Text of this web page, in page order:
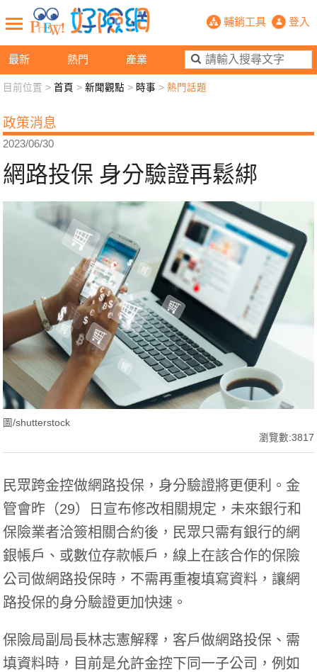
最新 熱門 產業
網路投保 身分驗證再鬆綁- PHEW!
輔銷工具 登入
新聞觀點 業務交流 好險懂生活
退休先準備 好險學堂 輔銷工具 活動專區
目前位置 >首頁 >新聞觀點 > 時事 >熱門話題
政策消息
2023/06/30
網路投保 身分驗證再鬆綁
圖/shutterstock
瀏覽數:3817
民眾跨金控做網路投保，身分驗證將更便利。金
管會昨（29）日宣布修改相關規定，未來銀行和
保險業者洽簽相關合約後，民眾只需有銀行的網
銀帳戶、或數位存款帳戶，線上在該合作的保險
公司做網路投保時，不需再重複填寫資料，讓網
路投保的身分驗證更加快速。
保險局副局長林志憲解釋，客戶做網路投保、需
填資料時，目前是允許金控下同一子公司，例如